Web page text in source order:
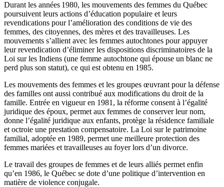
Durant les années 1980, les mouvements des femmes du Québec
poursuivent leurs actions d’éducation populaire et leurs
revendications pour l’amélioration des conditions de vie des
femmes, des citoyennes, des mères et des travailleuses. Les
mouvements s’allient avec les femmes autochtones pour appuyer
leur revendication d’éliminer les dispositions discriminatoires de la
Loi sur les Indiens (une femme autochtone qui épouse un blanc ne
perd plus son statut), ce qui est obtenu en 1985.
Les mouvements des femmes et les groupes œuvrant pour la défense
des familles ont aussi contribué aux modifications du droit de la
famille. Entrée en vigueur en 1981, la réforme consent à l’égalité
juridique des époux, permet aux femmes de conserver leur nom,
donne l’égalité juridique aux enfants, protège la résidence familiale
et octroie une prestation compensatoire. La Loi sur le patrimoine
familial, adoptée en 1989, permet une meilleure protection des
femmes mariées et travailleuses au foyer lors d’un divorce.
Le travail des groupes de femmes et de leurs alliés permet enfin
qu’en 1986, le Québec se dote d’une politique d’intervention en
matière de violence conjugale.